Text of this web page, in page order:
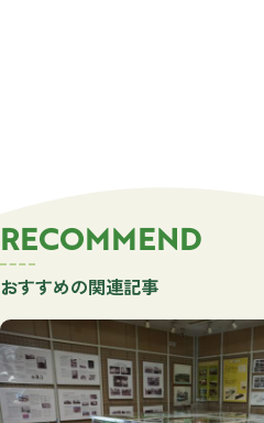
RECOMMEND
おすすめの関連記事